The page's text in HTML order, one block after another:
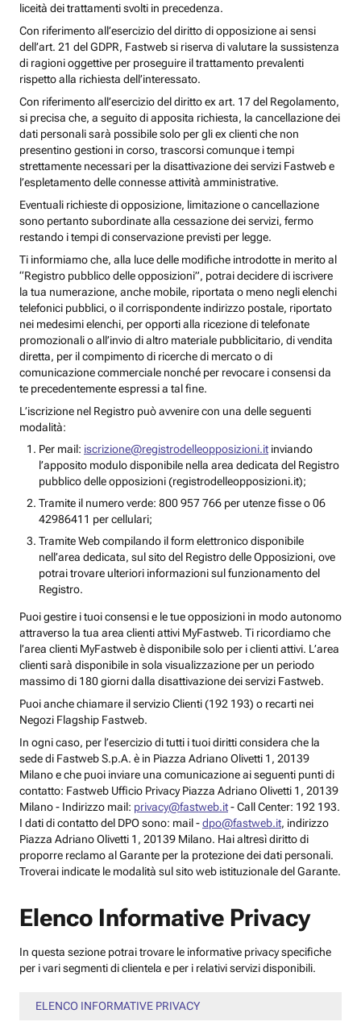
liceità dei trattamenti svolti in precedenza.
Con riferimento all’esercizio del diritto di opposizione ai sensi
dell’art. 21 del GDPR, Fastweb si riserva di valutare la sussistenza
di ragioni oggettive per proseguire il trattamento prevalenti
rispetto alla richiesta dell’interessato.
Con riferimento all’esercizio del diritto ex art. 17 del Regolamento,
si precisa che, a seguito di apposita richiesta, la cancellazione dei
dati personali sarà possibile solo per gli ex clienti che non
presentino gestioni in corso, trascorsi comunque i tempi
strettamente necessari per la disattivazione dei servizi Fastweb e
l’espletamento delle connesse attività amministrative.
Eventuali richieste di opposizione, limitazione o cancellazione
sono pertanto subordinate alla cessazione dei servizi, fermo
restando i tempi di conservazione previsti per legge.
Ti informiamo che, alla luce delle modifiche introdotte in merito al
“Registro pubblico delle opposizioni”, potrai decidere di iscrivere
la tua numerazione, anche mobile, riportata o meno negli elenchi
telefonici pubblici, o il corrispondente indirizzo postale, riportato
nei medesimi elenchi, per opporti alla ricezione di telefonate
promozionali o all’invio di altro materiale pubblicitario, di vendita
diretta, per il compimento di ricerche di mercato o di
comunicazione commerciale nonché per revocare i consensi da
te precedentemente espressi a tal fine.
L’iscrizione nel Registro può avvenire con una delle seguenti
modalità:
Per mail: iscrizione@registrodelleopposizioni.it inviando
l’apposito modulo disponibile nella area dedicata del Registro
pubblico delle opposizioni (registrodelleopposizioni.it);
Tramite il numero verde: 800 957 766 per utenze fisse o 06
42986411 per cellulari;
Tramite Web compilando il form elettronico disponibile
nell’area dedicata, sul sito del Registro delle Opposizioni, ove
potrai trovare ulteriori informazioni sul funzionamento del
Registro.
Puoi gestire i tuoi consensi e le tue opposizioni in modo autonomo
attraverso la tua area clienti attivi MyFastweb. Ti ricordiamo che
l’area clienti MyFastweb è disponibile solo per i clienti attivi. L’area
clienti sarà disponibile in sola visualizzazione per un periodo
massimo di 180 giorni dalla disattivazione dei servizi Fastweb.
Puoi anche chiamare il servizio Clienti (192 193) o recarti nei
Negozi Flagship Fastweb.
In ogni caso, per l’esercizio di tutti i tuoi diritti considera che la
sede di Fastweb S.p.A. è in Piazza Adriano Olivetti 1, 20139
Milano e che puoi inviare una comunicazione ai seguenti punti di
contatto: Fastweb Ufficio Privacy Piazza Adriano Olivetti 1, 20139
Milano - Indirizzo mail: privacy@fastweb.it- Call Center: 192 193.
I dati di contatto del DPO sono: mail -dpo@fastweb.it, indirizzo
Piazza Adriano Olivetti 1, 20139 Milano. Hai altresì diritto di
proporre reclamo al Garante per la protezione dei dati personali.
Troverai indicate le modalità sul sito web istituzionale del Garante.
Elenco Informative Privacy
In questa sezione potrai trovare le informative privacy specifiche
per i vari segmenti di clientela e per i relativi servizi disponibili.
ELENCO INFORMATIVE PRIVACY